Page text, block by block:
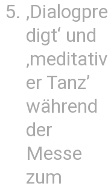
‚Dialogpre
digt‘ und
‚meditativ
er Tanz’
während
der
Messe
zum